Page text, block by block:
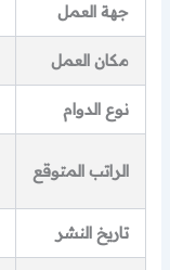
جهة العمل
مكان العمل
نوع الدوام
الراتب المتوقع
تاريخ النشر